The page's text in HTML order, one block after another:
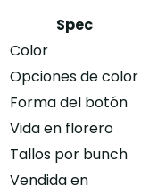
Spec
Color
Opciones de color
Forma del botón
Vida en florero
Tallos por bunch
Vendida en